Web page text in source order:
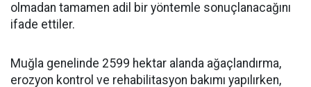
olmadan tamamen adil bir yöntemle sonuçlanacağını
ifade ettiler.
Muğla genelinde 2599 hektar alanda ağaçlandırma,
erozyon kontrol ve rehabilitasyon bakımı yapılırken,